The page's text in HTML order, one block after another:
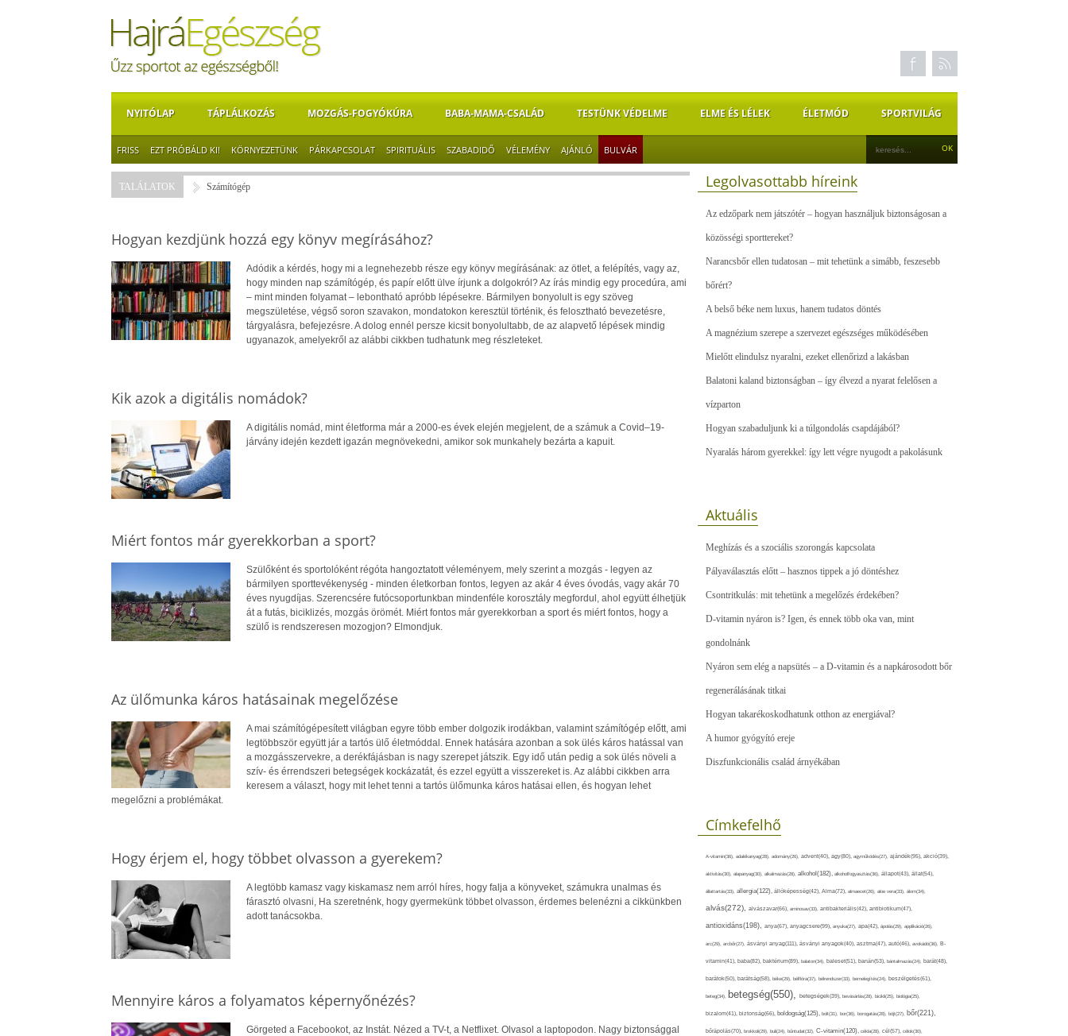
NYITÓLAP TÁPLÁLKOZÁS MOZGÁS-FOGYÓKÚRA BABA-MAMA-CSALÁD TESTÜNK VÉDELME ELME ÉS LÉLEK ÉLETMÓD SPORTVILÁG
FRISS EZT PRÓBÁLD KI! KÖRNYEZETÜNK PÁRKAPCSOLAT SPIRITUÁLIS SZABADIDŐ VÉLEMÉNY AJÁNLÓ BULVÁR
TALÁLATOK Számítógép
Hogyan kezdjünk hozzá egy könyv megírásához?
Adódik a kérdés, hogy mi a legnehezebb része egy könyv megírásának: az ötlet, a felépítés, vagy az,
hogy minden nap számítógép, és papír előtt ülve írjunk a dolgokról? Az írás mindig egy procedúra, ami
– mint minden folyamat – lebontható apróbb lépésekre. Bármilyen bonyolult is egy szöveg
megszületése, végső soron szavakon, mondatokon keresztül történik, és felosztható bevezetésre,
tárgyalásra, befejezésre. A dolog ennél persze kicsit bonyolultabb, de az alapvető lépések mindig
ugyanazok, amelyekről az alábbi cikkben tudhatunk meg részleteket.
Kik azok a digitális nomádok?
A digitális nomád, mint életforma már a 2000-es évek elején megjelent, de a számuk a Covid–19-
járvány idején kezdett igazán megnövekedni, amikor sok munkahely bezárta a kapuit.
Miért fontos már gyerekkorban a sport?
Szülőként és sportolóként régóta hangoztatott véleményem, mely szerint a mozgás - legyen az
bármilyen sporttevékenység - minden életkorban fontos, legyen az akár 4 éves óvodás, vagy akár 70
éves nyugdíjas. Szerencsére futócsoportunkban mindenféle korosztály megfordul, ahol együtt élhetjük
át a futás, biciklizés, mozgás örömét. Miért fontos már gyerekkorban a sport és miért fontos, hogy a
szülő is rendszeresen mozogjon? Elmondjuk.
Az ülőmunka káros hatásainak megelőzése
A mai számítógépesített világban egyre több ember dolgozik irodákban, valamint számítógép előtt, ami
legtöbbször együtt jár a tartós ülő életmóddal. Ennek hatására azonban a sok ülés káros hatással van
a mozgásszervekre, a derékfájásban is nagy szerepet játszik. Egy idő után pedig a sok ülés növeli a
szív- és érrendszeri betegségek kockázatát, és ezzel együtt a visszereket is. Az alábbi cikkben arra
keresem a választ, hogy mit lehet tenni a tartós ülőmunka káros hatásai ellen, és hogyan lehet
megelőzni a problémákat.
Hogy érjem el, hogy többet olvasson a gyerekem?
A legtöbb kamasz vagy kiskamasz nem arról híres, hogy falja a könyveket, számukra unalmas és
fárasztó olvasni, Ha szeretnénk, hogy gyermekünk többet olvasson, érdemes belenézni a cikkünkben
adott tanácsokba.
Mennyire káros a folyamatos képernyőnézés?
Görgeted a Facebookot, az Instát. Nézed a TV-t, a Netflixet. Olvasol a laptopodon. Nagy biztonsággal
Legolvasottabb híreink
Az edzőpark nem játszótér – hogyan használjuk biztonságosan a
közösségi sporttereket?
Narancsbőr ellen tudatosan – mit tehetünk a simább, feszesebb
bőrért?
A belső béke nem luxus, hanem tudatos döntés
A magnézium szerepe a szervezet egészséges működésében
Mielőtt elindulsz nyaralni, ezeket ellenőrizd a lakásban
Balatoni kaland biztonságban – így élvezd a nyarat felelősen a
vízparton
Hogyan szabaduljunk ki a túlgondolás csapdájából?
Nyaralás három gyerekkel: így lett végre nyugodt a pakolásunk
Aktuális
Meghízás és a szociális szorongás kapcsolata
Pályaválasztás előtt – hasznos tippek a jó döntéshez
Csontritkulás: mit tehetünk a megelőzés érdekében?
D-vitamin nyáron is? Igen, és ennek több oka van, mint
gondolnánk
Nyáron sem elég a napsütés – a D-vitamin és a napkárosodott bőr
regenerálásának titkai
Hogyan takarékoskodhatunk otthon az energiával?
A humor gyógyító ereje
Diszfunkcionális család árnyékában
Címkefelhő
A-vitamin(36), adalékanyag(28), adomány(26), advent(40), agy(80), agyműködés(27), ajándék(95), akció(39),
aktivitás(30), alapanyag(30), alkalmazás(28), alkohol(182), alkoholfogyasztás(36), állapot(43), állat(54),
állattartás(33), allergia(122), állóképesség(42), Alma(72), almaecet(26), aloe vera(33), álom(34),
alvás(272), alvászavar(66), aminosav(33), antibakteriális(42), antibiotikum(47),
antioxidáns(198), anya(67), anyagcsere(99), anyuka(27), apa(42), ápolás(29), applikáció(26),
arc(29), arcbőr(27), ásványi anyag(111), ásványi anyagok(40), asztma(47), autó(46), avokádó(36), B-
vitamin(41), baba(82), baktérium(89), balaton(34), baleset(51), banán(53), bántalmazás(24), barát(48),
barátok(50), barátság(58), béke(29), bélflóra(37), bélrendszer(33), bemelegítés(24), beszélgetés(61),
beteg(34), betegség(550), betegségek(39), bevásárlás(28), bicikli(25), biológia(25),
bizalom(41), biztonság(66), boldogság(125), bolt(31), bor(36), borogatás(28), böjt(27), bőr(221),
bőrápolás(70), brokkoli(29), buli(24), bűntudat(32), C-vitamin(120), cékla(28), cél(57), célok(30),